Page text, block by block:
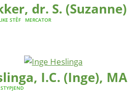
dr. S. (Suzanne)
STÊF MERCATOR
I.C. (Inge), MA
STYPJEND